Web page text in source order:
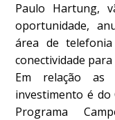
Paulo Hartung,
oportunidade,
área de
conectividade
Em relação
investimento é
Programa